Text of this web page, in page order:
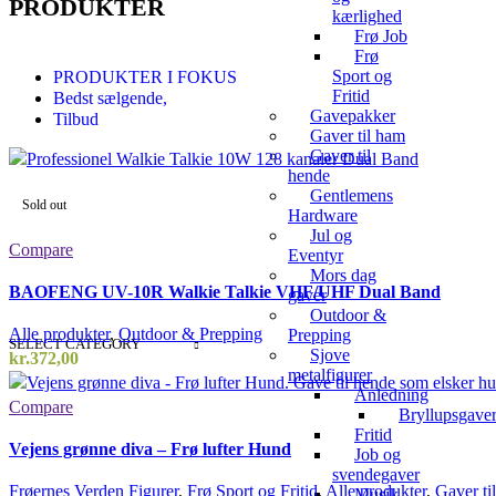
SELECT CATEGORY
kærlighed
Frø Job
Frø
Sport og
Fritid
Gavepakker
Gaver til ham
Gaver til
hende
Gentlemens
Hardware
Jul og
Eventyr
Mors dag
gaver
Outdoor &
Prepping
Sjove
metalfigurer
Anledning
Bryllupsgaver
Fritid
Job og
svendegaver
PRODUKTER
PRODUKTER I FOKUS
Bedst sælgende,
Tilbud
Sold out
Compare
BAOFENG UV-10R Walkie Talkie VHF/UHF Dual Band
Alle produkter, Outdoor & Prepping
kr.372,00
Compare
Vejens grønne diva – Frø lufter Hund
Frøernes Verden Figurer, Frø Sport og Fritid, Alle produkter, Gaver